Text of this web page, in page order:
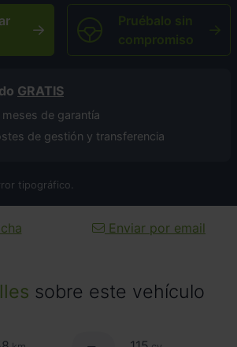
sobre este vehículo
Pruébalo sin
compromiso
GRATIS
meses de garantía
de gestión y transferencia
tipográfico.
Enviar por email